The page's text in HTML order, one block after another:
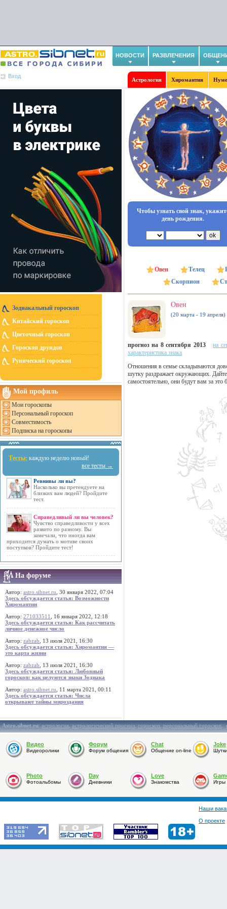
НОВОСТИ РАЗВЛЕЧЕНИЯ
Вход
Астрология Хиромантия
Зодиакальный гороскоп
Китайский гороскоп
Цветочный гороскоп
Гороскоп друидов
Рунический гороскоп
Мой профиль
Мои гороскопы
Персональный гороскоп
Совместимость
Подписка на гороскопы
Тесты: каждую неделю новый!
все тесты →
Ревнивы ли вы?
Насколько вы претендуете на
близких вам людей? Пройдите
тест.
Справедливый ли вы человек?
Чувство справедливости у всех
развито по разному. Вы
замечали, что иногда вам
приходится думать о мотиве своих
поступков? Пройдите тест!
На форуме
Автор: astro.sibnet.ru , 30 января 2022, 07:04
Здесь обсуждается статья: Возможности
Хиромантии
Автор: 271033511
, 16 января 2022, 12:18
Здесь обсуждается статья: Как рассчитать
личное денежное число
Автор: zabzab , 13 июля 2021, 16:30
Здесь обсуждается статья: Хиромантия —
это карта жизни
Автор: zabzab , 13 июля 2021, 16:30
Здесь обсуждается статья: Любовный
гороскоп: как целуются знаки Зодиака
Автор: astro.sibnet.ru , 11 марта 2021, 00:11
Здесь обсуждается статья: Числа
открывают тайны мироздания
Чтобы узнать свой знак,
день рождения.
Овен Телец
Скорпион
Овен
(20 марта - 19 апреля)
прогноз на 8 сентября 2013
на
характеристика знака
Отношения в семье складываются
шутку раздражает окружающих.
самостоятельно, они будут вам за это
Astro.sibnet.ru:астрология,астрологический прогноз,гороскоп,персональный гороскоп,
Видео
Видеоролики
Форум
Форум общения
Chat
Общение on-line
Joke
Photo
Фотоальбомы
Day
Дневники
Love
Знакомства Игры
Наши
О проекте